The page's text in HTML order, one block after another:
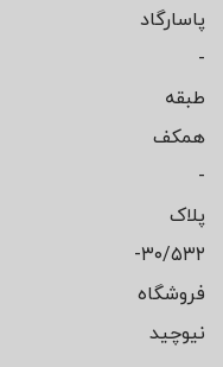
پاسارگاد
-
طبقه
همکف
-
پلاک
۳۰/۵۳۲-
فروشگاه
نیوچید